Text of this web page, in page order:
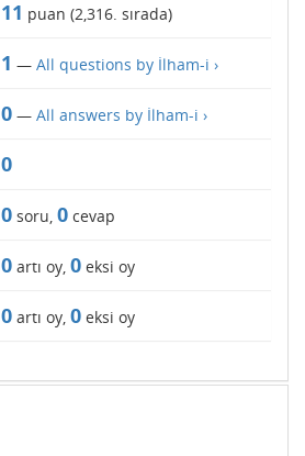
11 puan (2,316. sırada)
1 — All questions by İlham-i ›
0 — All answers by İlham-i ›
0
0 soru, 0 cevap
0 artı oy, 0 eksi oy
0 artı oy, 0 eksi oy